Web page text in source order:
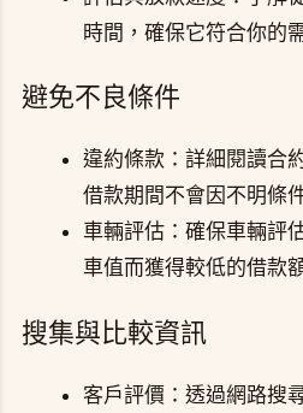
時間，確保它符合你的
避免不良條件
違約條款：詳細閱讀合
借款期間不會因不明條
車輛評估：確保車輛評
車值而獲得較低的借款
搜集與比較資訊
客戶評價：透過網路搜